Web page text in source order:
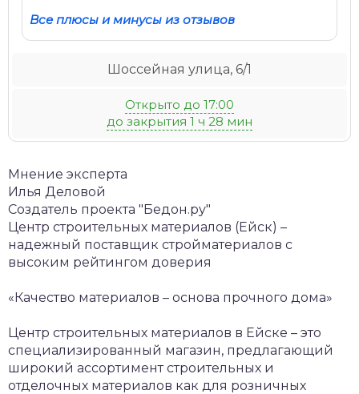
Все плюсы и минусы из отзывов
Шоссейная улица, 6/1
Открыто до 17:00
до закрытия 1 ч 28 мин
Мнение эксперта
Илья Деловой
Создатель проекта "Бедон.ру"
Центр строительных материалов (Ейск) –
надежный поставщик стройматериалов с
высоким рейтингом доверия
«Качество материалов – основа прочного дома»
Центр строительных материалов в Ейске – это
специализированный магазин, предлагающий
широкий ассортимент строительных и
отделочных материалов как для розничных